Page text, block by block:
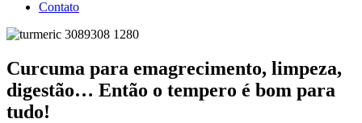
Contato
Curcuma para emagrecimento, limpeza,
digestão… Então o tempero é bom para
tudo!